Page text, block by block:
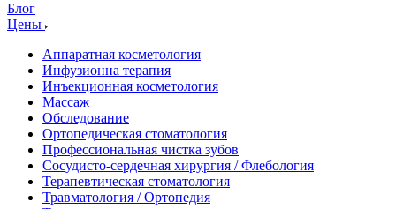
Блог
Цены
Аппаратная косметология
Инфузионна терапия
Инъекционная косметология
Массаж
Обследование
Ортопедическая стоматология
Профессиональная чистка зубов
Сосудисто-сердечная хирургия / Флебология
Терапевтическая стоматология
Травматология / Ортопедия